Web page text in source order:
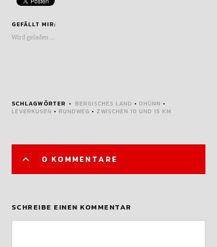
GEFÄLLT MIR:
Wird geladen …
SCHLAGWÖRTER BERGISCHES LAND • DHÜNN •
LEVERKUSEN • RUNDWEG • ZWISCHEN 10 UND 15 KM
0 KOMMENTARE
SCHREIBE EINEN KOMMENTAR